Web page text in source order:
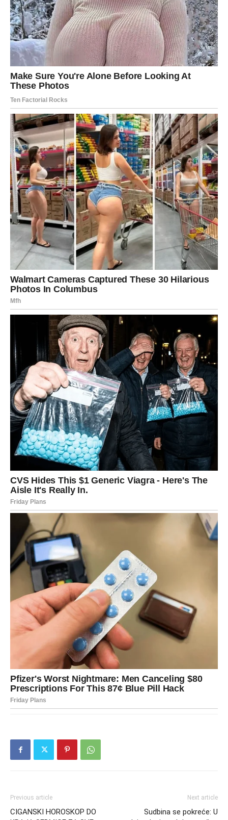
Previous article
CIGANSKI HOROSKOP DO
Next article
Sudbina se pokreće: U